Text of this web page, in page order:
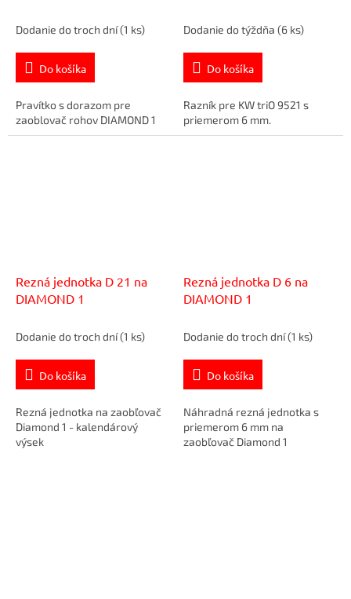
Dodanie do troch dní(1 ks)
Do košíka
Pravítko s dorazom pre
zaoblovač rohov DIAMOND 1
Dodanie do týždňa (6 ks)
Do košíka
Razník pre KW triO 9521 s
priemerom 6 mm.
Rezná jednotka D 21 na
DIAMOND 1
Dodanie do troch dní(1 ks)
Do košíka
Rezná jednotka na zaobľovač
Diamond 1 - kalendárový
výsek
Rezná jednotka D 6 na
DIAMOND 1
Dodanie do troch dní(1 ks)
Do košíka
Náhradná rezná jednotka s
priemerom 6 mm na
zaobľovač Diamond 1